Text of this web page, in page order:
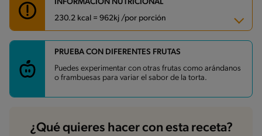
INFORMACIÓN NUTRICIONAL
230.2 kcal = 962kj /por porción
Carbohidratos 28.5 g
Energía 230.2 kcal
Grasas 11.5 g
Azúcares
11.3 g
PRUEBA CON DIFERENTES FRUTAS
Puedes experimentar con otras frutas como arándanos
o frambuesas para variar el sabor de la torta.
¿Qué quieres hacer con esta receta?